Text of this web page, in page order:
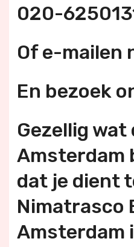
020-
Of e-mailen
En bezoek
Gezellig
Amsterdam
dat je dient
Nimatrasco
Amsterdam